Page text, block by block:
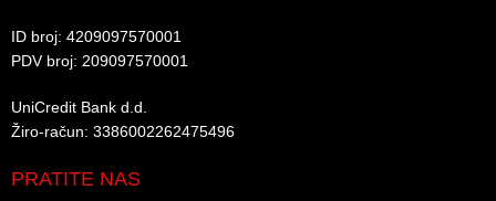
ID broj: 4209097570001​
PDV broj: 209097570001 ​
UniCredit Bank d.d.​
Žiro-račun: 3386002262475496​​
PRATITE NAS